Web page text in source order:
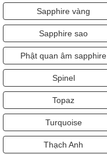
Sapphire vàng
Sapphire sao
Phật quan âm sapphire
Spinel
Topaz
Turquoise
Thạch Anh